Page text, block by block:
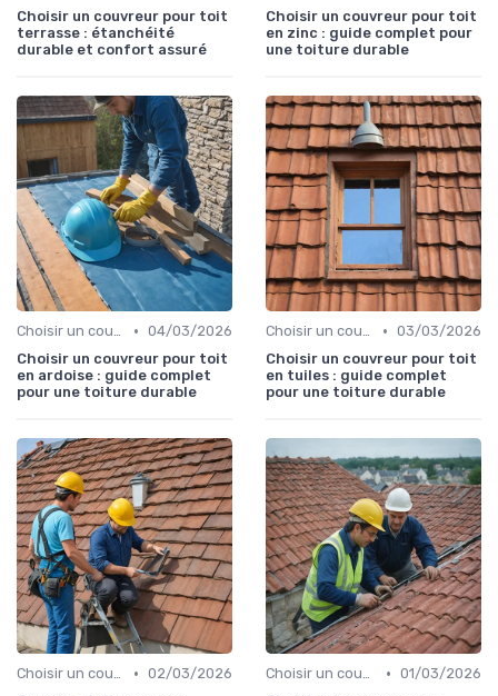
Choisir un couvreur pour toit
terrasse : étanchéité
durable et confort assuré
Choisir un couvreur pour toit
en zinc : guide complet pour
une toiture durable
Choisir un couvreur • 04/03/2026
Choisir un couvreur pour toit
en ardoise : guide complet
pour une toiture durable
Choisir un couvreur • 03/03/2026
Choisir un couvreur pour toit
en tuiles : guide complet
pour une toiture durable
Choisir un couvreur • 02/03/2026
Choisir un couvreur • 01/03/2026